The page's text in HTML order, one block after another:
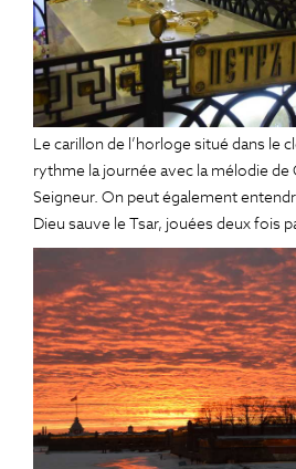
Le carillon de l’horloge situé dans le
rythme la journée avec la mélodie
Seigneur. On peut également
Dieu sauve le Tsar, jouées deux fois